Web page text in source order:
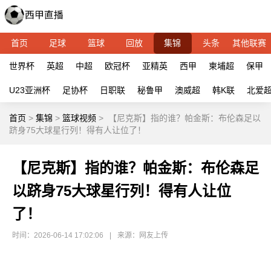
首页 足球 篮球 回放 集锦 头条 其他联赛
世界杯 英超 中超 欧冠杯 亚精英 西甲 柬埔超 保甲
U23亚洲杯 足协杯 日职联 秘鲁甲 澳威超 韩K联 北爱
首页 > 集锦 > 篮球视频 >
【尼克斯】指的谁？帕金斯：布伦森足以
跻身75大球星行列！得有人让位了！
【尼克斯】指的谁？帕金斯：布伦森足
以跻身75大球星行列！得有人让位
了！
时间：2026-06-14 17:02:06 来源：网友上传